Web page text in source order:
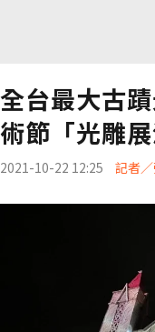
全台最大古
術節「光雕
2021-10-22 12:25 記者